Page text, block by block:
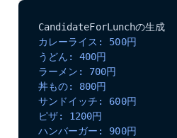
カレーライス: 500円
うどん: 400円
ラーメン: 700円
丼もの: 800円
サンドイッチ: 600円
ピザ: 1200円
ハンバーガー: 900円